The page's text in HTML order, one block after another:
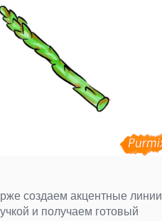
создаем акцентные линии
и получаем готовый